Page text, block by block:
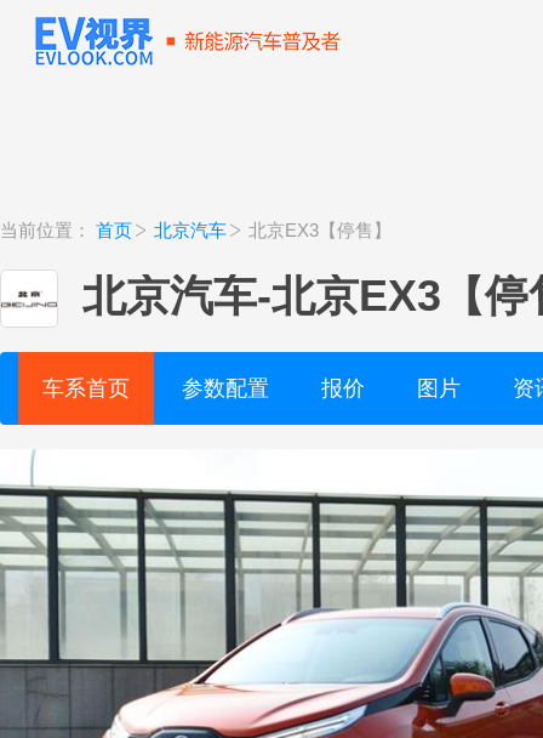
当前位置： 首页 北京汽车 北京EX3【停售】
北京汽车-北京EX3【停
车系首页 参数配置 报价 图片 资